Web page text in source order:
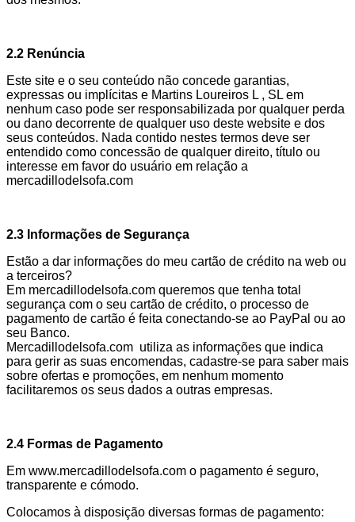
2.2 Renúncia
Este site e o seu conteúdo não concede garantias,
expressas ou implícitas e Martins Loureiros L , SL em
nenhum caso pode ser responsabilizada por qualquer perda
ou dano decorrente de qualquer uso deste website e dos
seus conteúdos. Nada contido nestes termos deve ser
entendido como concessão de qualquer direito, título ou
interesse em favor do usuário em relação a
mercadillodelsofa.com
2.3 Informações de Segurança
Estão a dar informações do meu cartão de crédito na web ou
a terceiros?
Em mercadillodelsofa.com queremos que tenha total
segurança com o seu cartão de crédito, o processo de
pagamento de cartão é feita conectando-se ao PayPal ou ao
seu Banco.
Mercadillodelsofa.com utiliza as informações que indica
para gerir as suas encomendas, cadastre-se para saber mais
sobre ofertas e promoções, em nenhum momento
facilitaremos os seus dados a outras empresas.
2.4 Formas de Pagamento
Em www.mercadillodelsofa.com o pagamento é seguro,
transparente e cómodo.
Colocamos à disposição diversas formas de pagamento: